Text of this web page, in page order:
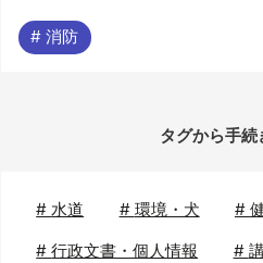
# 消防
タグから手続
#水道 # 環境・犬 #
#行政文書・個人情報 #